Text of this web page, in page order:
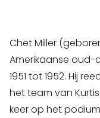
Chet Miller
Amerikaanse oud-
1951 tot 1952. Hij
het team van
keer op het